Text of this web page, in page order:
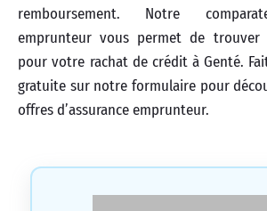
remboursement. Notre
emprunteur vous permet de
pour votre rachat de crédit à Genté.
gratuite sur notre formulaire pour
offres d’assurance emprunteur.